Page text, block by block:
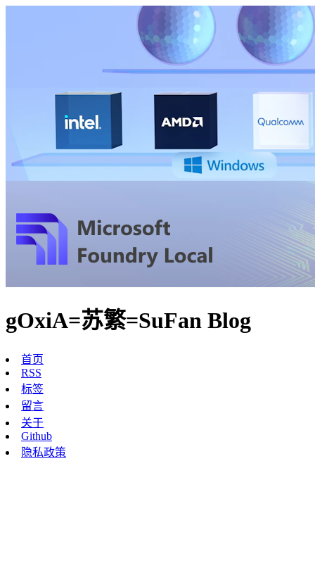
gOxiA=苏繁=SuFan Blog
首页
RSS
标签
留言
关于
Github
隐私政策